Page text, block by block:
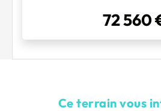
72 560
Ce terrain vous